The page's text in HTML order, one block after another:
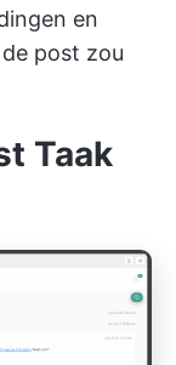
en
post zou
Taak